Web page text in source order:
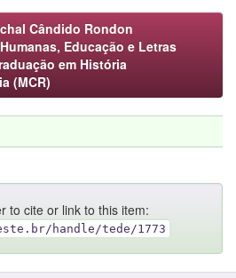
Cândido Rondon
Educação e Letras
em História
(MCR)
to cite or link to this item:
handle/tede/1773